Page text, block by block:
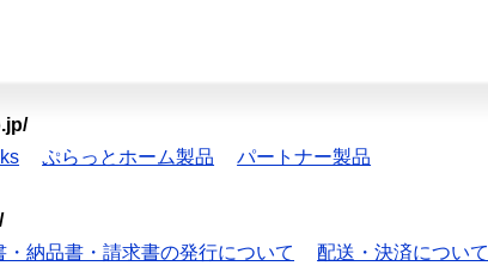
ぷらっとホーム製品 パートナー製品
・納品書・請求書の発行について 配送・決済について